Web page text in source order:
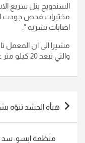
مختبرات فحص جودت
اصابات بشرية ".
مشيرا الى ان
والتي تبعد 20 كيلو متر عن مركز محافظة ميسان. انتهى 2
تصفّح
المقالات
هيأة الحشد تنوّه
منظمة ابسو: سد